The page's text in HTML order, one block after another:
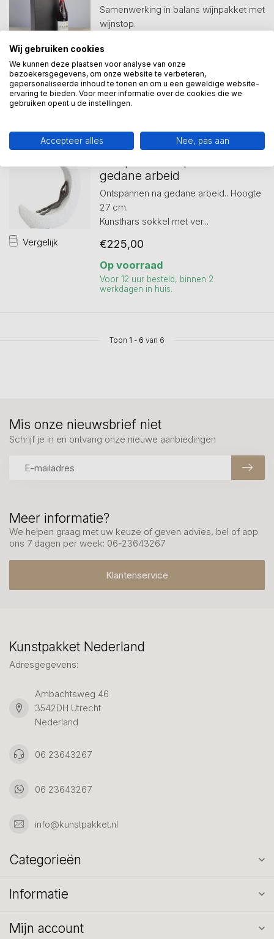
Vergelijk
Samenwerking in balans wijnpakket met
wijnstop.
€75,00
Op voorraad
Voor 12 uur besteld, binnen 2
werkdagen in huis.
Vergelijk
GER VAN TANKEREN
gedane arbeid
Ontspannen na gedane arbeid.. Hoogte
27 cm.
Kunsthars sokkel met ver...
€225,00
Op voorraad
Voor 12 uur besteld, binnen 2
werkdagen in huis.
Toon 1 - 6 van 6
Meer informatie?
We helpen graag met uw keuze of geven advies, bel of app
ons 7 dagen per week: 06-23643267
Klantenservice
Mis onze nieuwsbrief niet
Schrijf je in en ontvang onze nieuwe aanbiedingen
Kunstpakket Nederland
Adresgegevens:
Ambachtsweg 46
3542DH Utrecht
Nederland
06 23643267
06 23643267
info@kunstpakket.nl
Categorieën
Informatie
Mijn account
Wij gebruiken cookies
We kunnen deze plaatsen voor analyse van onze
bezoekersgegevens, om onze website te verbeteren,
gepersonaliseerde inhoud te tonen en om u een geweldige website-
ervaring te bieden. Voor meer informatie over de cookies die we
gebruiken opent u de instellingen.
Accepteer alles Nee, pas aan